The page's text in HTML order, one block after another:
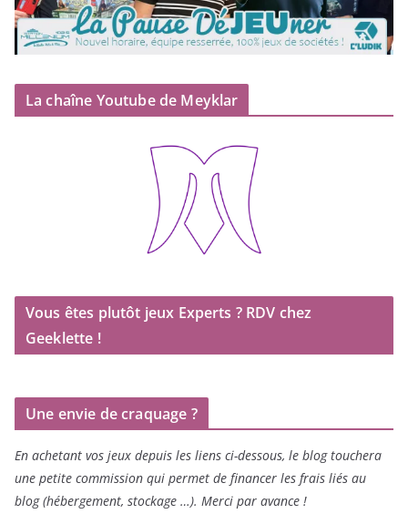
La chaîne Youtube de Meyklar
Vous êtes plutôt jeux Experts ? RDV chez
Geeklette !
Une envie de craquage ?
En achetant vos jeux depuis les liens ci-dessous, le blog touchera
une petite commission qui permet de financer les frais liés au
blog (hébergement, stockage …). Merci par avance !